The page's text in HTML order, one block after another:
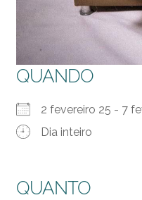
QUANDO
2 fevereiro 25 - 7
Dia inteiro
QUANTO